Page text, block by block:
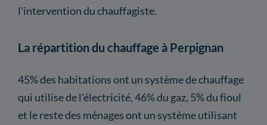
l'intervention du chauffagiste.
La répartition du chauffage à Perpignan
45% des habitations ont un système de chauffage
qui utilise de l'électricité, 46% du gaz, 5% du fioul
et le reste des ménages ont un système utilisant